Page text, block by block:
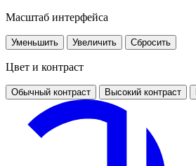
Масштаб интерфейса
Уменьшить Увеличить Сбросить
Цвет и контраст
Обычный контраст Высокий контраст